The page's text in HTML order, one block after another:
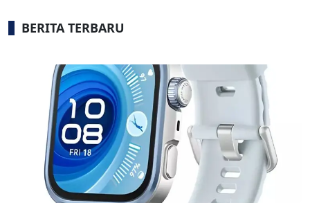
BERITA TERBARU